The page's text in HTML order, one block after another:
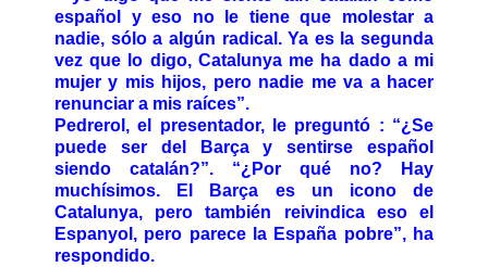
español y eso no le tiene que molestar a
nadie, sólo a algún radical. Ya es la segunda
vez que lo digo, Catalunya me ha dado a mi
mujer y mis hijos, pero nadie me va a hacer
renunciar a mis raíces”.
Pedrerol, el presentador, le preguntó : “¿Se
puede ser del Barça y sentirse español
siendo catalán?”. “¿Por qué no? Hay
muchísimos. El Barça es un icono de
Catalunya, pero también reivindica eso el
Espanyol, pero parece la España pobre”, ha
respondido.